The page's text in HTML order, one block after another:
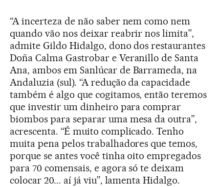
“A incerteza de não saber nem como nem
quando vão nos deixar reabrir nos limita”,
admite Gildo Hidalgo, dono dos restaurantes
Doña Calma Gastrobar e Veranillo de Santa
Ana, ambos em Sanlúcar de Barrameda, na
Andaluzia (sul). “A redução da capacidade
também é algo que cogitamos, então teremos
que investir um dinheiro para comprar
biombos para separar uma mesa da outra”,
acrescenta. “É muito complicado. Tenho
muita pena pelos trabalhadores que temos,
porque se antes você tinha oito empregados
para 70 comensais, e agora só te deixam
colocar 20... aí já viu”, lamenta Hidalgo.